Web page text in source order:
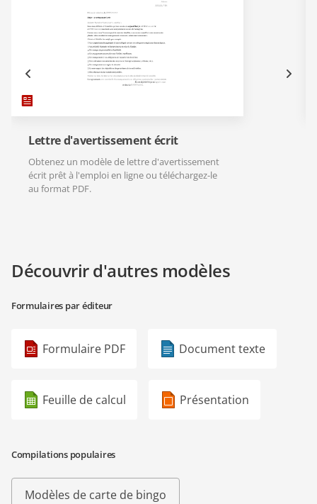
Lettre d'avertissement écrit
Obtenez un modèle de lettre d'avertissement
écrit prêt à l'emploi en ligne ou téléchargez-le
au format PDF.
Découvrir d'autres modèles
Formulaires par éditeur
Formulaire PDF Document texte
Feuille de calcul Présentation
Compilations populaires
Modèles de carte de bingo